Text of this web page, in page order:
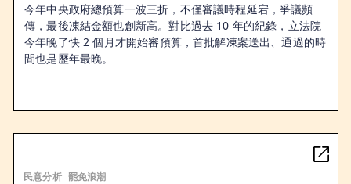
今年中央政府總預算一波三折，不僅審議時程延宕，爭議頻
傳，最後凍結金額也創新高。對比過去 10 年的紀錄，立法院
今年晚了快 2 個月才開始審預算，首批解凍案送出、通過的時
間也是歷年最晚。
民意分析 罷免浪潮